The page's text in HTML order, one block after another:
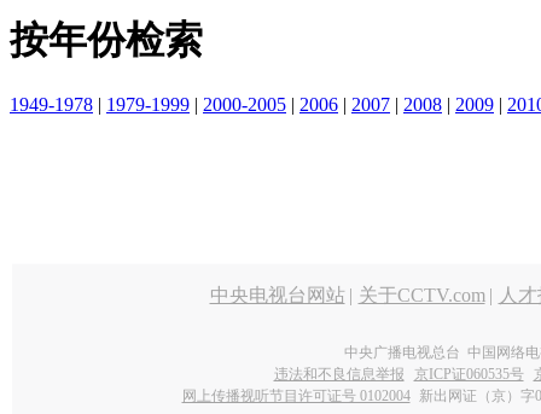
按年份检索
1949-1978 | 1979-1999 | 2000-2005 | 2006 | 2007 | 2008 | 2009 |
中央电视台网站 | 关于CCTV.com | 人
中央广播电视总台 中国网络
违法和不良信息举报
京ICP证060535号
网上传播视听节目许可证号 0102004 新出网证（京）